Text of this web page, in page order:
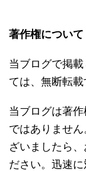
著作権について
当ブログで掲
ては、無断転載
当ブログは著
ではありませ
ざいましたら
ださい。迅速に